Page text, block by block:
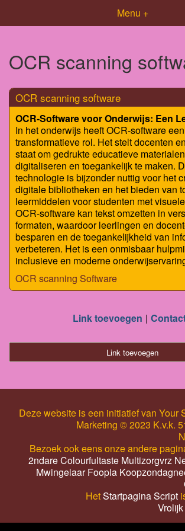
Menu +
OCR scanning
OCR scanning software
OCR-Software voor Onderwijs: Een
In het onderwijs heeft OCR-software een
transformatieve rol. Het stelt docenten
staat om gedrukte educatieve
digitaliseren en toegankelijk te maken.
technologie is bijzonder nuttig voor het
digitale bibliotheken en het bieden van
leermiddelen voor studenten met
OCR-software kan tekst omzetten in
formaten, waardoor leerlingen en
besparen en de toegankelijkheid van
verbeteren. Het is een onmisbaar
inclusieve en moderne
OCR scanning Software
Link toevoegen
Link toevoegen
Deze website is een initiatief van Your
Marketing © 2023 K.v.k.
Bezoek ook eens onze andere
2ndareColourfultaste Multizorgvrz
Mwingelaar Foopla
HetStartpagina Script